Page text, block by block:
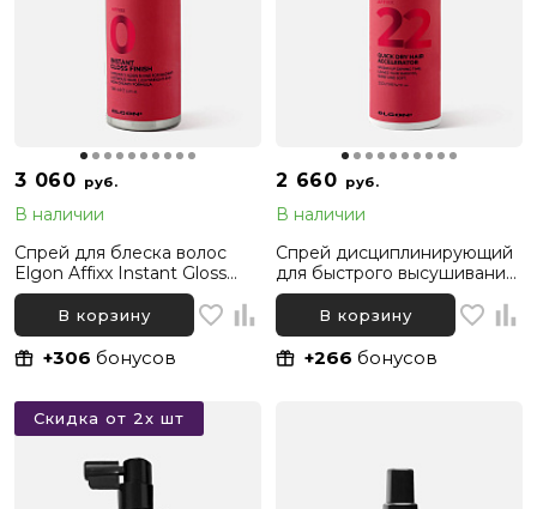
3 060 руб.
В наличии
Спрей для блеска волос
Elgon Affixx Instant Gloss
Finish 0, 100 мл
В корзину
+306 бонусов
2 660 руб.
В наличии
Спрей дисциплинирующий
для быстрого высушивания
волос Elgon Affixx 22 Quick
Dry Hair Accelerator, 200 мл
В корзину
+266 бонусов
Скидка от 2х шт